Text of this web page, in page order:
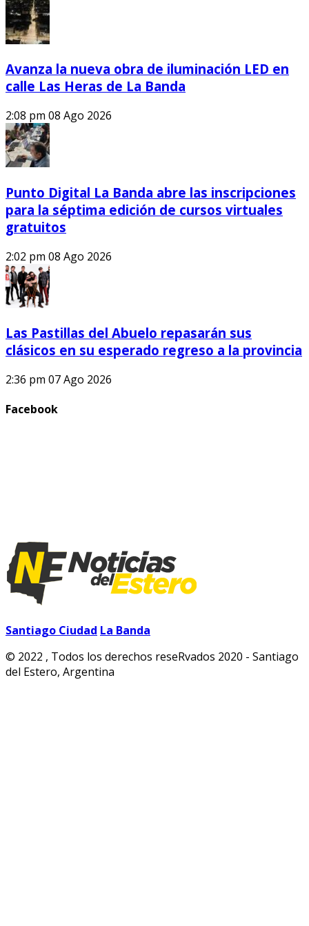
Avanza la nueva obra de iluminación LED en
calle Las Heras de La Banda
2:08 pm 08 Ago 2026
Punto Digital La Banda abre las inscripciones
para la séptima edición de cursos virtuales
gratuitos
2:02 pm 08 Ago 2026
Las Pastillas del Abuelo repasarán sus
clásicos en su esperado regreso a la provincia
2:36 pm 07 Ago 2026
Facebook
Santiago Ciudad La Banda
© 2022 , Todos los derechos reseRvados 2020 - Santiago
del Estero, Argentina